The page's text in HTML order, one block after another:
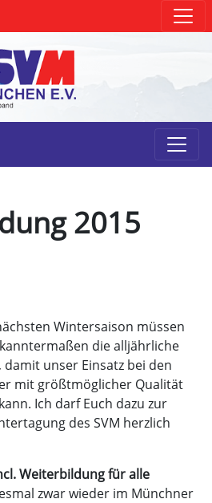
2015
Wintersaison müssen
die alljährliche
unser Einsatz bei den
mit größtmöglicher Qualität
Ich darf Euch dazu zur
des SVM herzlich
Weiterbildung für alle
zwar wieder im Münchner